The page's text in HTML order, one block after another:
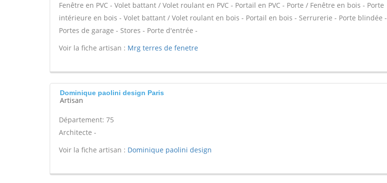
Fenêtre en PVC - Volet battant / Volet roulant en PVC - Portail en PVC - Porte / Fenêtre en bois - Porte
intérieure en bois - Volet battant / Volet roulant en bois - Portail en bois - Serrurerie - Porte blindée -
Portes de garage - Stores - Porte d'entrée -
Voir la fiche artisan : Mrg terres de fenetre
Dominique paolini design Paris
Artisan
Département: 75
Architecte -
Voir la fiche artisan : Dominique paolini design